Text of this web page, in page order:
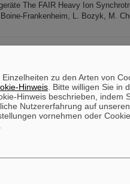
The FAIR Heavy Ion
Frankenheim, L. Bozyk, M.
for "laser cooling of intense
These experiments require conti
Bussmann, Mathias Siebold,
zu den Arten von
Hinweis . Bitte willigen Sie in
Hinweis beschrieben, indem
Nutzererfahrung auf
vornehmen oder